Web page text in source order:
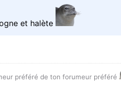
et halète
préféré de ton forumeur préféré